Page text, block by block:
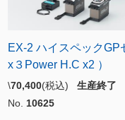
EX-2 ハイスペックGP
x３Power H.C x2 ）
\70,400(税込) 生産終了
No. 10625